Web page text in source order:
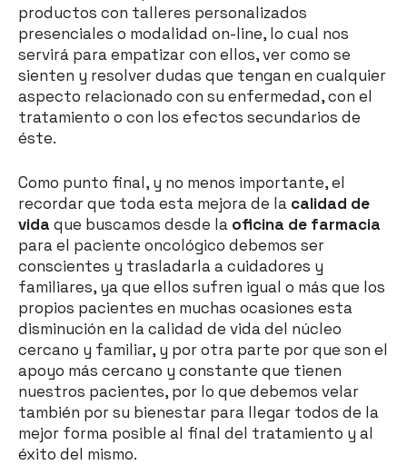
productos con talleres personalizados
presenciales o modalidad on-line, lo cual nos
servirá para empatizar con ellos, ver como se
sienten y resolver dudas que tengan en cualquier
aspecto relacionado con su enfermedad, con el
tratamiento o con los efectos secundarios de
éste.
Como punto final, y no menos importante, el
recordar que toda esta mejora de la calidad de
vida que buscamos desde la oficina de farmacia
para el paciente oncológico debemos ser
conscientes y trasladarla a cuidadores y
familiares, ya que ellos sufren igual o más que los
propios pacientes en muchas ocasiones esta
disminución en la calidad de vida del núcleo
cercano y familiar, y por otra parte por que son el
apoyo más cercano y constante que tienen
nuestros pacientes, por lo que debemos velar
también por su bienestar para llegar todos de la
mejor forma posible al final del tratamiento y al
éxito del mismo.